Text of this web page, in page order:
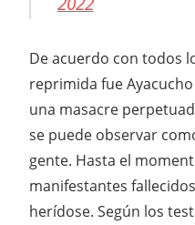
De acuerdo con todos
reprimida fue
una masacre
se puede observar
gente. Hasta el
manifestantes
herídose. Según los